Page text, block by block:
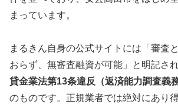
まっています。
まるきん自身の公式サイトには「審査
おらず、無審査融資が可能」と明記さ
貸金業法第13条違反（返済能力調査義
のものです。正規業者では絶対にあり